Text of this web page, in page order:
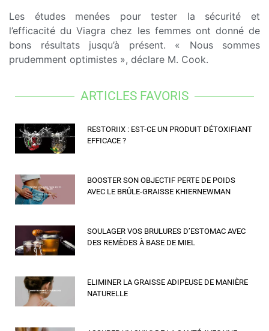
Les études menées pour tester la sécurité et
l’efficacité du Viagra chez les femmes ont donné de
bons résultats jusqu’à présent. « Nous sommes
prudemment optimistes », déclare M. Cook.
ARTICLES FAVORIS
RESTORIIX : EST-CE UN PRODUIT DÉTOXIFIANT
EFFICACE ?
BOOSTER SON OBJECTIF PERTE DE POIDS
AVEC LE BRÛLE-GRAISSE KHIERNEWMAN
SOULAGER VOS BRULURES D’ESTOMAC AVEC
DES REMÈDES À BASE DE MIEL
ELIMINER LA GRAISSE ADIPEUSE DE MANIÈRE
NATURELLE